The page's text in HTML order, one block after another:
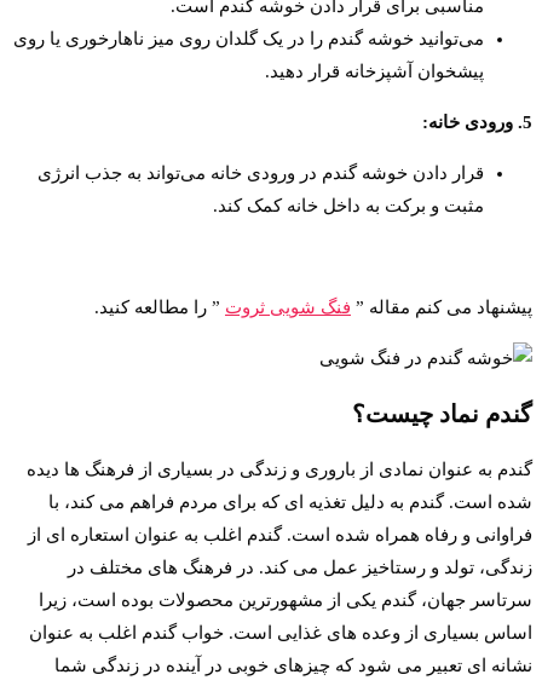
مناسبی برای قرار دادن خوشه گندم است.
می‌توانید خوشه گندم را در یک گلدان روی میز ناهارخوری یا روی
پیشخوان آشپزخانه قرار دهید.
5. ورودی خانه:
قرار دادن خوشه گندم در ورودی خانه می‌تواند به جذب انرژی
مثبت و برکت به داخل خانه کمک کند.
پیشنهاد می کنم مقاله ” فنگ شویی ثروت ” را مطالعه کنید.
گندم نماد چیست؟
گندم به عنوان نمادی از باروری و زندگی در بسیاری از فرهنگ ها دیده
شده است. گندم به دلیل تغذیه ای که برای مردم فراهم می کند، با
فراوانی و رفاه همراه شده است. گندم اغلب به عنوان استعاره ای از
زندگی، تولد و رستاخیز عمل می کند. در فرهنگ های مختلف در
سرتاسر جهان، گندم یکی از مشهورترین محصولات بوده است، زیرا
اساس بسیاری از وعده های غذایی است. خواب گندم اغلب به عنوان
نشانه ای تعبیر می شود که چیزهای خوبی در آینده در زندگی شما